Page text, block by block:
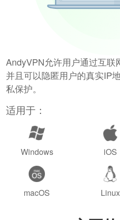
AndyVPN允许用户通过互联
并且可以隐匿用户的真实IP
私保护。
适用于：
Windows iOS
macOS Linux